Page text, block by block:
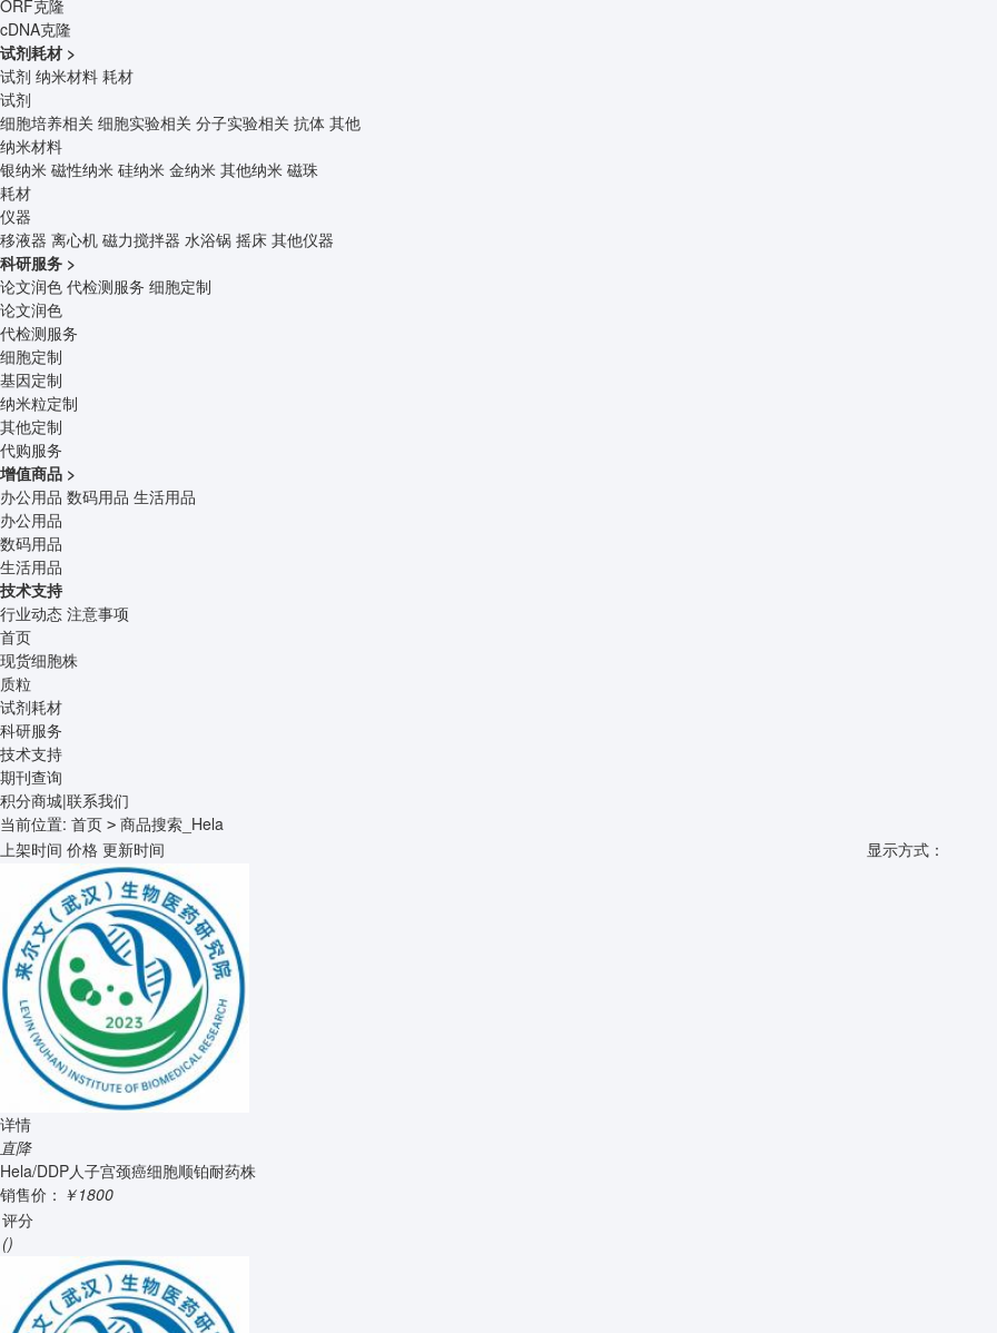
ORF克隆
cDNA克隆
试剂耗材 >
试剂 纳米材料 耗材
试剂
细胞培养相关 细胞实验相关 分子实验相关 抗体 其他
纳米材料
银纳米 磁性纳米 硅纳米 金纳米 其他纳米 磁珠
耗材
仪器
移液器 离心机 磁力搅拌器 水浴锅 摇床 其他仪器
科研服务 >
论文润色 代检测服务 细胞定制
论文润色
代检测服务
细胞定制
基因定制
纳米粒定制
其他定制
代购服务
增值商品 >
办公用品 数码用品 生活用品
办公用品
数码用品
生活用品
技术支持
行业动态 注意事项
首页
现货细胞株
质粒
试剂耗材
科研服务
技术支持
期刊查询
积分商城|联系我们
当前位置: 首页 > 商品搜索_Hela
上架时间 价格 更新时间 显示方式：
详情
直降
Hela/DDP人子宫颈癌细胞顺铂耐药株
销售价： ￥1800
评分
()